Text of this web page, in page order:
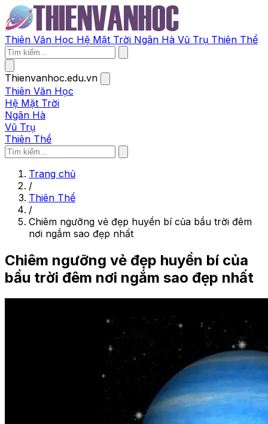
Thiên Văn Học Hệ Mặt Trời Ngân Hà Vũ Trụ Thiên Thể
Thienvanhoc.edu.vn
Thiên Văn Học
Hệ Mặt Trời
Ngân Hà
Vũ Trụ
Thiên Thể
Trang chủ
/
Thiên Thể
/
Chiêm ngưỡng vẻ đẹp huyền bí của bầu trời đêm
nơi ngắm sao đẹp nhất
Chiêm ngưỡng vẻ đẹp huyền bí của
bầu trời đêm nơi ngắm sao đẹp nhất